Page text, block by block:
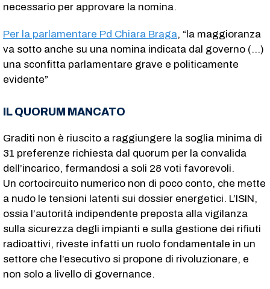
necessario per approvare la nomina.
Per la parlamentare Pd Chiara Braga, “la maggioranza
va sotto anche su una nomina indicata dal governo (…)
una sconfitta parlamentare grave e politicamente
evidente”
IL QUORUM MANCATO
Graditi non è riuscito a raggiungere la soglia minima di
31 preferenze richiesta dal quorum per la convalida
dell’incarico, fermandosi a soli 28 voti favorevoli.
Un cortocircuito numerico non di poco conto, che mette
a nudo le tensioni latenti sui dossier energetici. L’ISIN,
ossia l’autorità indipendente preposta alla vigilanza
sulla sicurezza degli impianti e sulla gestione dei rifiuti
radioattivi, riveste infatti un ruolo fondamentale in un
settore che l’esecutivo si propone di rivoluzionare, e
non solo a livello di governance.